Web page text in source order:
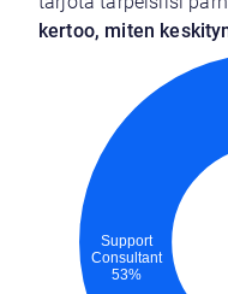
kertoo, miten